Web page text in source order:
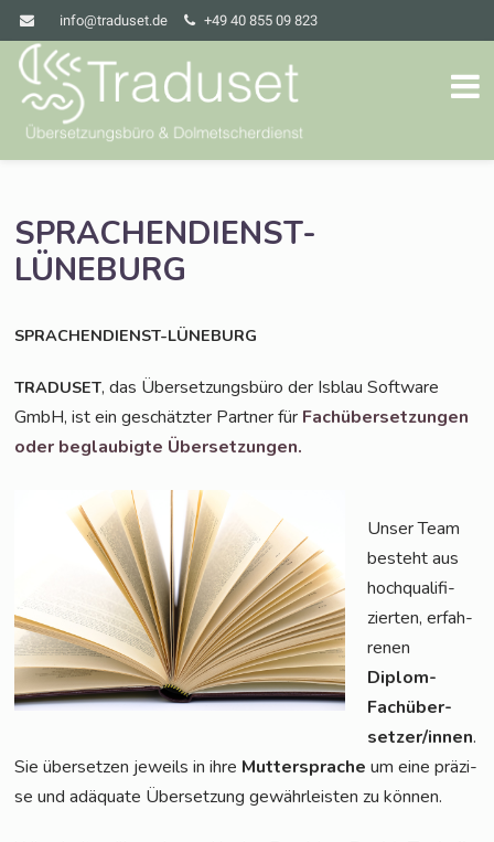
info@traduset.de +49 40 855 09 823
SPRACHENDIENST-
LÜNEBURG
SPRACHENDIENST-LÜNEBURG
TRADUSET, das Über­set­zungs­bü­ro der Isblau Soft­ware
GmbH, ist ein geschätz­ter Part­ner für Fach­über­set­zun­gen
oder beglau­big­te Übersetzungen.
Unser Team
besteht aus
hoch­qua­li­fi­
zier­ten, erfah­
re­nen
Diplom-
Fach­über­
set­zer/in­nen.
Sie über­set­zen jeweils in ihre Mut­ter­spra­che um eine prä­zi­
se und adäqua­te Über­set­zung gewähr­leis­ten zu können.